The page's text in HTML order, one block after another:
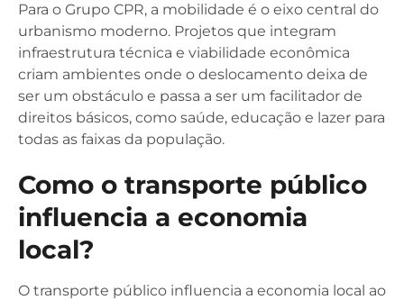
Para o Grupo CPR, a mobilidade é o eixo central do
urbanismo moderno. Projetos que integram
infraestrutura técnica e viabilidade econômica
criam ambientes onde o deslocamento deixa de
ser um obstáculo e passa a ser um facilitador de
direitos básicos, como saúde, educação e lazer para
todas as faixas da população.
Como o transporte público
influencia a economia
local?
O transporte público influencia a economia local ao